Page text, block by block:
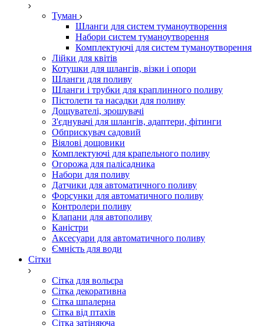
Туман
Шланги для систем туманоутворення
Набори систем туманоутворення
Комплектуючі для систем туманоутворення
Лійки для квітів
Котушки для шлангів, візки і опори
Шланги для поливу
Шланги і трубки для краплинного поливу
Пістолети та насадки для поливу
Дощувателі, зрошувачі
З'єднувачі для шлангів, адаптери, фітинги
Обприскувач садовий
Віялові дощовики
Комплектуючі для крапельного поливу
Огорожа для палісадника
Набори для поливу
Датчики для автоматичного поливу
Форсунки для автоматичного поливу
Контролери поливу
Клапани для автополиву
Каністри
Аксесуари для автоматичного поливу
Ємність для води
Сітки
Сітка для вольєра
Сітка декоративна
Сітка шпалерна
Сітка від птахів
Сітка затіняюча